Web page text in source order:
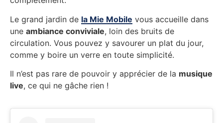
Le grand jardin de la Mie Mobile vous accueille dans
une ambiance conviviale, loin des bruits de
circulation. Vous pouvez y savourer un plat du jour,
comme y boire un verre en toute simplicité.
Il n’est pas rare de pouvoir y apprécier de la musique
live, ce qui ne gâche rien !